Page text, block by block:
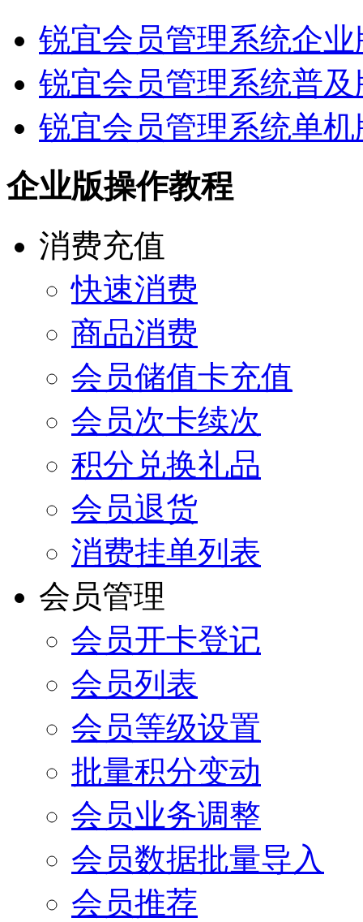
锐宜会员管理系统企
锐宜会员管理系统普及
锐宜会员管理系统单机
企业版操作教程
消费充值
快速消费
商品消费
会员储值卡充值
会员次卡续次
积分兑换礼品
会员退货
消费挂单列表
会员管理
会员开卡登记
会员列表
会员等级设置
批量积分变动
会员业务调整
会员数据批量导入
会员推荐